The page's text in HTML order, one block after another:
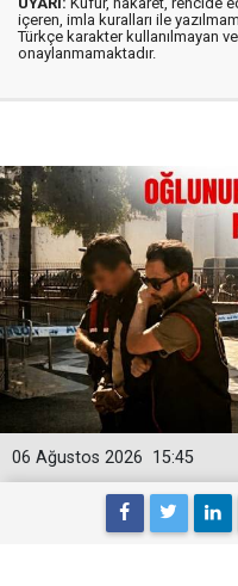
içeren, imla kuralları ile
Türkçe karakter kullanılmayan
onaylanmamaktadır.
15:45
06 Ağustos 2026